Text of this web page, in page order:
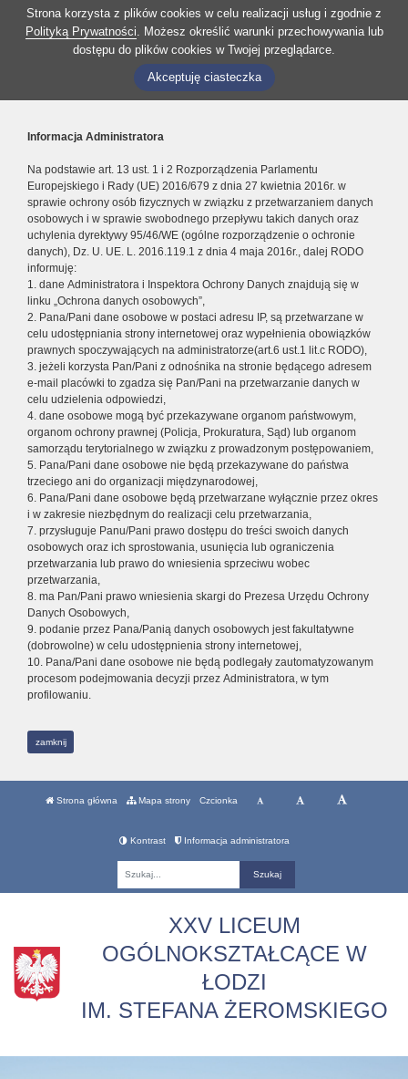
Strona korzysta z plików cookies w celu realizacji usług i zgodnie z
Polityką Prywatności. Możesz określić warunki przechowywania lub
dostępu do plików cookies w Twojej przeglądarce.
Akceptuję ciasteczka
Informacja Administratora
Na podstawie art. 13 ust. 1 i 2 Rozporządzenia Parlamentu
Europejskiego i Rady (UE) 2016/679 z dnia 27 kwietnia 2016r. w
sprawie ochrony osób fizycznych w związku z przetwarzaniem danych
osobowych i w sprawie swobodnego przepływu takich danych oraz
uchylenia dyrektywy 95/46/WE (ogólne rozporządzenie o ochronie
danych), Dz. U. UE. L. 2016.119.1 z dnia 4 maja 2016r., dalej RODO
informuję:
1. dane Administratora i Inspektora Ochrony Danych znajdują się w
linku „Ochrona danych osobowych”,
2. Pana/Pani dane osobowe w postaci adresu IP, są przetwarzane w
celu udostępniania strony internetowej oraz wypełnienia obowiązków
prawnych spoczywających na administratorze(art.6 ust.1 lit.c RODO),
3. jeżeli korzysta Pan/Pani z odnośnika na stronie będącego adresem
e-mail placówki to zgadza się Pan/Pani na przetwarzanie danych w
celu udzielenia odpowiedzi,
4. dane osobowe mogą być przekazywane organom państwowym,
organom ochrony prawnej (Policja, Prokuratura, Sąd) lub organom
samorządu terytorialnego w związku z prowadzonym postępowaniem,
5. Pana/Pani dane osobowe nie będą przekazywane do państwa
trzeciego ani do organizacji międzynarodowej,
6. Pana/Pani dane osobowe będą przetwarzane wyłącznie przez okres
i w zakresie niezbędnym do realizacji celu przetwarzania,
7. przysługuje Panu/Pani prawo dostępu do treści swoich danych
osobowych oraz ich sprostowania, usunięcia lub ograniczenia
przetwarzania lub prawo do wniesienia sprzeciwu wobec
przetwarzania,
8. ma Pan/Pani prawo wniesienia skargi do Prezesa Urzędu Ochrony
Danych Osobowych,
9. podanie przez Pana/Panią danych osobowych jest fakultatywne
(dobrowolne) w celu udostępnienia strony internetowej,
10. Pana/Pani dane osobowe nie będą podlegały zautomatyzowanym
procesom podejmowania decyzji przez Administratora, w tym
profilowaniu.
zamknij
Strona główna Mapa strony Czcionka
Kontrast Informacja administratora
XXV LICEUM
OGÓLNOKSZTAŁCĄCE W
ŁODZI
IM. STEFANA ŻEROMSKIEGO